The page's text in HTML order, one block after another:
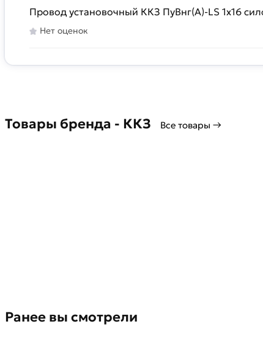
Провод установочный ККЗ ПуВнг(А)-LS 1х16
Нет оценок
Товары бренда - ККЗ Все товары →
Ранее вы смотрели